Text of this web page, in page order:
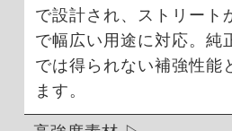
で設計され、ストリート
で幅広い用途に対応。純
では得られない補強性能
ます。